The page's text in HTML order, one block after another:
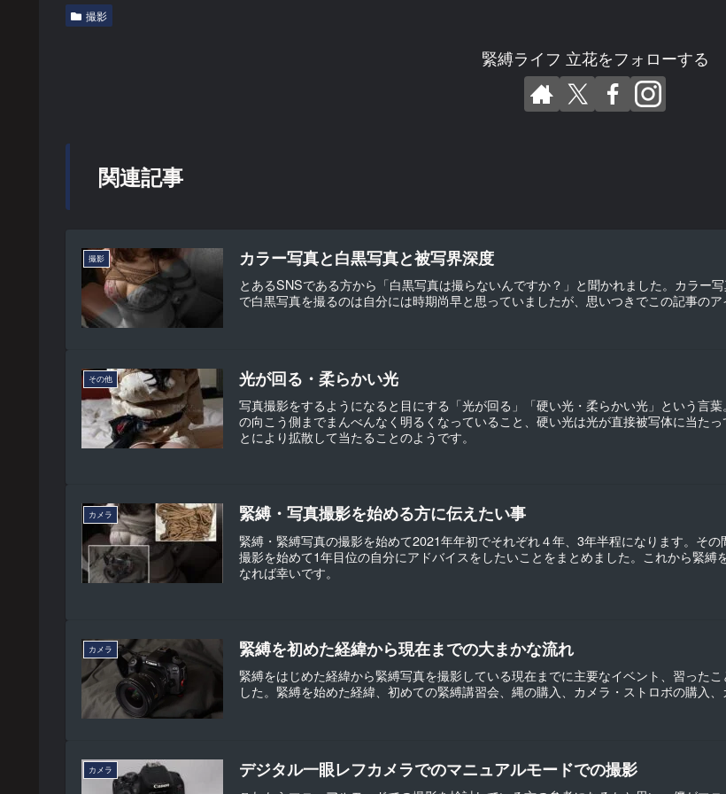
撮影
緊縛ライフ 立花をフォローする
関連記事
撮影 カラー写真と白黒写真と被写界深度
とあるSNSである方から「白黒写真は撮らないんですか？」と聞かれました。カラー
で白黒写真を撮るのは自分には時期尚早と思っていましたが、思いつきでこの記事の
その他 光が回る・柔らかい光
写真撮影をするようになると目にする「光が回る」「硬い光・柔らかい光」という言
の向こう側までまんべんなく明るくなっていること、硬い光は光が直接被写体に当た
とにより拡散して当たることのようです。
カメラ 緊縛・写真撮影を始める方に伝えたい事
緊縛・緊縛写真の撮影を始めて2021年年初でそれぞれ４年、3年半程になります。そ
撮影を始めて1年目位の自分にアドバイスをしたいことをまとめました。これから緊
なれば幸いです。
カメラ 緊縛を初めた経緯から現在までの大まかな流れ
緊縛をはじめた経緯から緊縛写真を撮影している現在までに主要なイベント、習った
した。緊縛を始めた経緯、初めての緊縛講習会、縄の購入、カメラ・ストロボの購入
カメラ デジタル一眼レフカメラでのマニュアルモードでの撮影